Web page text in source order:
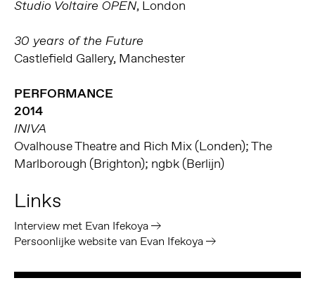
Studio Voltaire OPEN, London
30 years of the Future
Castlefield Gallery, Manchester
PERFORMANCE
2014
INIVA
Ovalhouse Theatre and Rich Mix (Londen); The
Marlborough (Brighton); ngbk (Berlijn)
Links
Interview met Evan Ifekoya
Persoonlijke website van Evan Ifekoya